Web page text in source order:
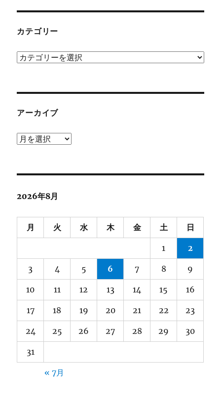
カテゴリー
カ
ー
アーカイブ
ア
ブ
2026年8月
月 火 水 木 金 土 日
1 2
3 4 5 6 7 8 9
10 11 12 13 14 15 16
17 18 19 20 21 22 23
24 25 26 27 28 29 30
31
« 7月